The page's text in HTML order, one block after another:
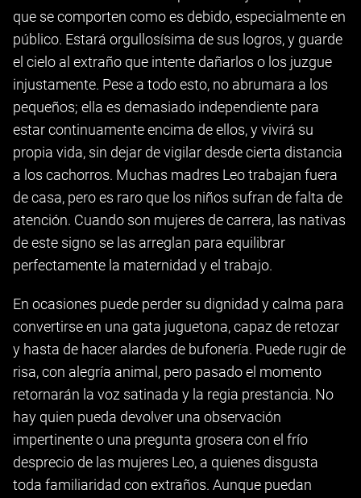
que se comporten como es debido, especialmente en
público. Estará orgullosísima de sus logros, y guarde
el cielo al extraño que intente dañarlos o los juzgue
injustamente. Pese a todo esto, no abrumara a los
pequeños; ella es demasiado independiente para
estar continuamente encima de ellos, y vivirá su
propia vida, sin dejar de vigilar desde cierta distancia
a los cachorros. Muchas madres Leo trabajan fuera
de casa, pero es raro que los niños sufran de falta de
atención. Cuando son mujeres de carrera, las nativas
de este signo se las arreglan para equilibrar
perfectamente la maternidad y el trabajo.
En ocasiones puede perder su dignidad y calma para
convertirse en una gata juguetona, capaz de retozar
y hasta de hacer alardes de bufonería. Puede rugir de
risa, con alegría animal, pero pasado el momento
retornarán la voz satinada y la regia prestancia. No
hay quien pueda devolver una observación
impertinente o una pregunta grosera con el frío
desprecio de las mujeres Leo, a quienes disgusta
toda familiaridad con extraños. Aunque puedan